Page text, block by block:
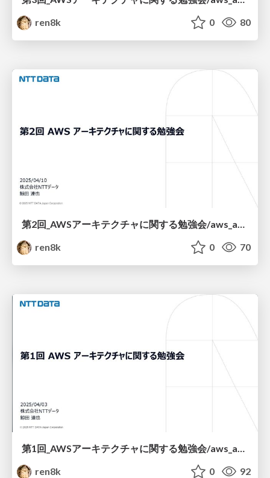
ren8k
0 80
ren8k
0 70
第1回_AWSアーキテクチャに関する勉強会/aws_architecture_study_session_1
ren8k
0 92